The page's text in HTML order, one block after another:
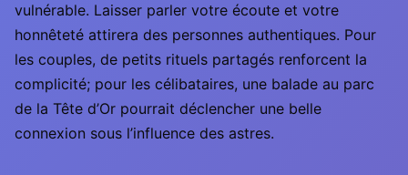
vulnérable. Laisser parler votre écoute et votre
honnêteté attirera des personnes authentiques. Pour
les couples, de petits rituels partagés renforcent la
complicité; pour les célibataires, une balade au parc
de la Tête d’Or pourrait déclencher une belle
connexion sous l’influence des astres.